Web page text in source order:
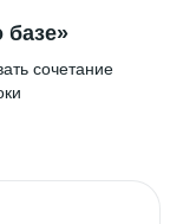
базе»
сочетание